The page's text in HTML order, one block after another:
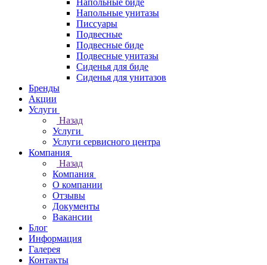
Напольные биде
Напольные унитазы
Писсуары
Подвесные
Подвесные биде
Подвесные унитазы
Сиденья для биде
Сиденья для унитазов
Бренды
Акции
Услуги
Назад
Услуги
Услуги сервисного центра
Компания
Назад
Компания
О компании
Отзывы
Документы
Вакансии
Блог
Информация
Галерея
Контакты